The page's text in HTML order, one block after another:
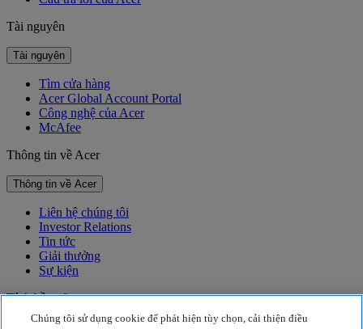
Tài nguyên
Tài nguyên
Tìm cửa hàng
Acer Global Account Portal
Công nghệ của Acer
McAfee
Thông tin về Acer
Thông tin về Acer
Liên hệ chúng tôi
Investor Relations
Tin tức
Giải thưởng
Sự kiện
Tính bền vững
Tính bền vững
Chúng tôi sử dụng cookie để phát hiện tùy chọn, cải thiện điều